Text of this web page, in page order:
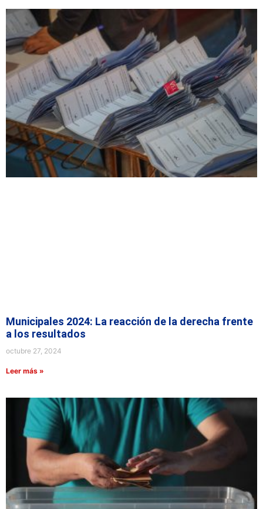
Municipales 2024: La reacción de la derecha frente
a los resultados
octubre 27, 2024
Leer más »